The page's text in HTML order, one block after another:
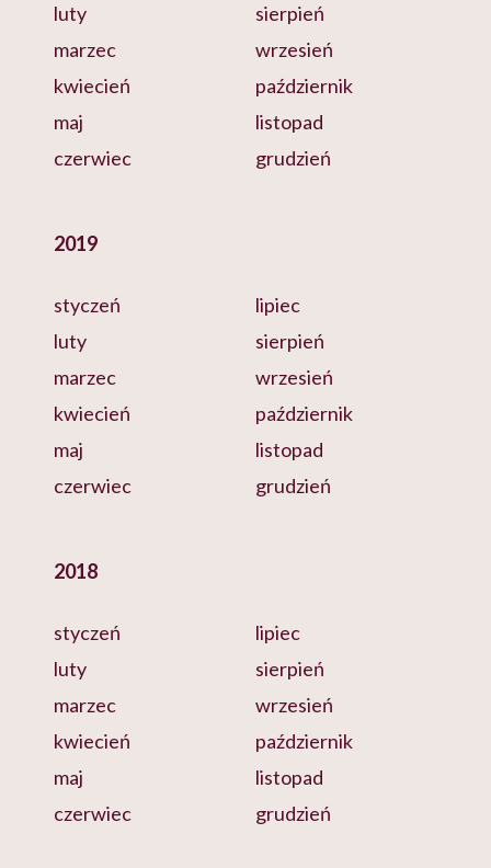
luty
marzec
kwiecień
maj
czerwiec
sierpień
wrzesień
październik
listopad
grudzień
2019
styczeń
luty
marzec
kwiecień
maj
czerwiec
lipiec
sierpień
wrzesień
październik
listopad
grudzień
2018
styczeń
luty
marzec
kwiecień
maj
czerwiec
lipiec
sierpień
wrzesień
październik
listopad
grudzień